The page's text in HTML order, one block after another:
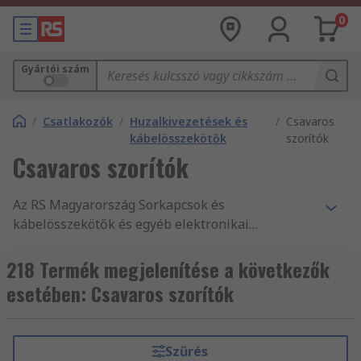
0
Gyártói szám
/ Csatlakozók / Huzalkivezetések és
kábelösszekötők
/ Csavaros
szorítók
Csavaros szorítók
Az RS Magyarország Sorkapcsok és
kábelösszekötők és egyéb elektronikai
terméktartományát kínálja. Versenyképes árak,
az iparág által jóváhagyott termékek, illetve
ügyfélszolgálatunk kitűnő minősége az, amivel
Webáruházunkban mind Csavaros szorítók,
218 Termék megjelenítése a következők
esetében: Csavaros szorítók
Szűrés